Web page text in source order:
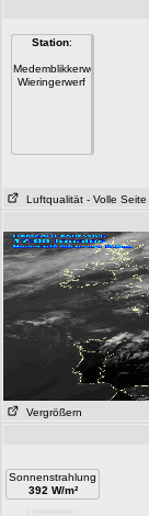
Station:
Medemblikkerweg
Wieringerwerf
Luftqualität - Volle Seite
Vergrößern
Sonnenstrahlung
392 W/m²